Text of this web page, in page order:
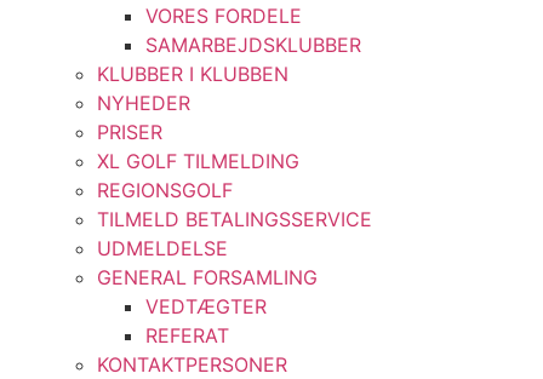
VORES FORDELE
SAMARBEJDSKLUBBER
KLUBBER I KLUBBEN
NYHEDER
PRISER
XL GOLF TILMELDING
REGIONSGOLF
TILMELD BETALINGSSERVICE
UDMELDELSE
GENERAL FORSAMLING
VEDTÆGTER
REFERAT
KONTAKTPERSONER